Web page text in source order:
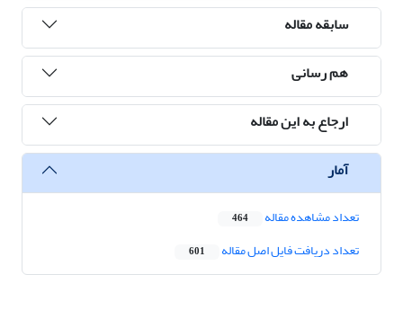
سابقه مقاله
هم رسانی
ارجاع به این مقاله
آمار
تعداد مشاهده مقاله 464
تعداد دریافت فایل اصل مقاله 601